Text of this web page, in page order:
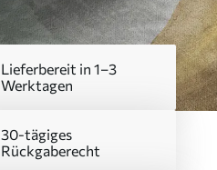
Lieferbereit in 1–3
Werktagen
30-tägiges
Rückgaberecht